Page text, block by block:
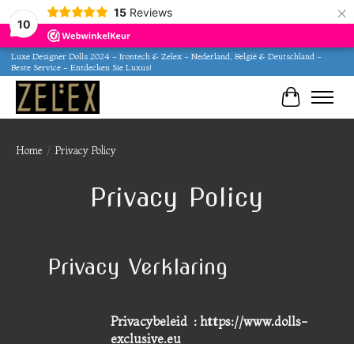
10
15 Reviews ×
Luxe Designer Dolls 2024 - Irontech & Zelex - Nederland, België & Deutschland -
Beste Service - Entdecken Sie Luxus!
Home / Privacy Policy
Privacy Policy
Privacy Verklaring
Privacybeleid : https://www.dolls-
exclusive.eu